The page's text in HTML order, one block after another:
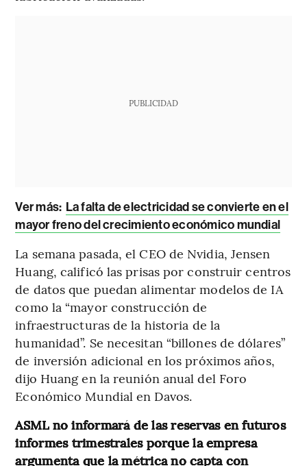
PUBLICIDAD
Ver más: La falta de electricidad se convierte en el
mayor freno del crecimiento económico mundial
La semana pasada, el CEO de Nvidia, Jensen
Huang, calificó las prisas por construir centros
de datos que puedan alimentar modelos de IA
como la “mayor construcción de
infraestructuras de la historia de la
humanidad”. Se necesitan “billones de dólares”
de inversión adicional en los próximos años,
dijo Huang en la reunión anual del Foro
Económico Mundial en Davos.
ASML no informará de las reservas en futuros
informes trimestrales porque la empresa
argumenta que la métrica no capta con